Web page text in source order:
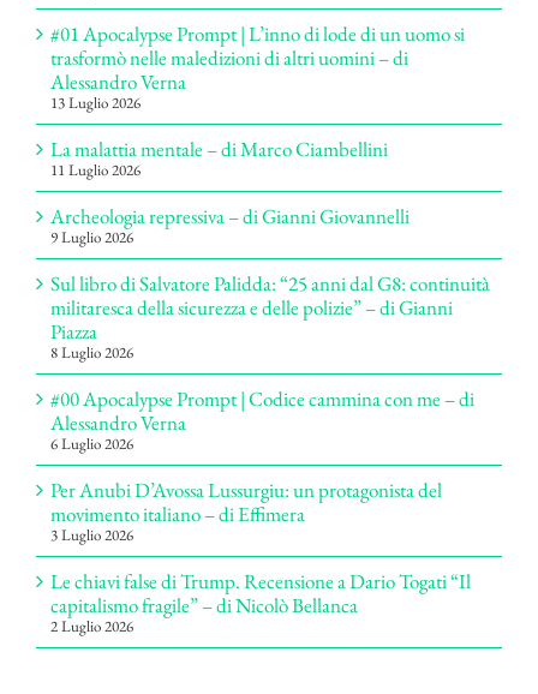
#01 Apocalypse Prompt | L’inno di lode di un uomo si
trasformò nelle maledizioni di altri uomini – di
Alessandro Verna
13 Luglio 2026
La malattia mentale – di Marco Ciambellini
11 Luglio 2026
Archeologia repressiva – di Gianni Giovannelli
9 Luglio 2026
Sul libro di Salvatore Palidda: “25 anni dal G8: continuità
militaresca della sicurezza e delle polizie” – di Gianni
Piazza
8 Luglio 2026
#00 Apocalypse Prompt | Codice cammina con me – di
Alessandro Verna
6 Luglio 2026
Per Anubi D’Avossa Lussurgiu: un protagonista del
movimento italiano – di Effimera
3 Luglio 2026
Le chiavi false di Trump. Recensione a Dario Togati “Il
capitalismo fragile” – di Nicolò Bellanca
2 Luglio 2026